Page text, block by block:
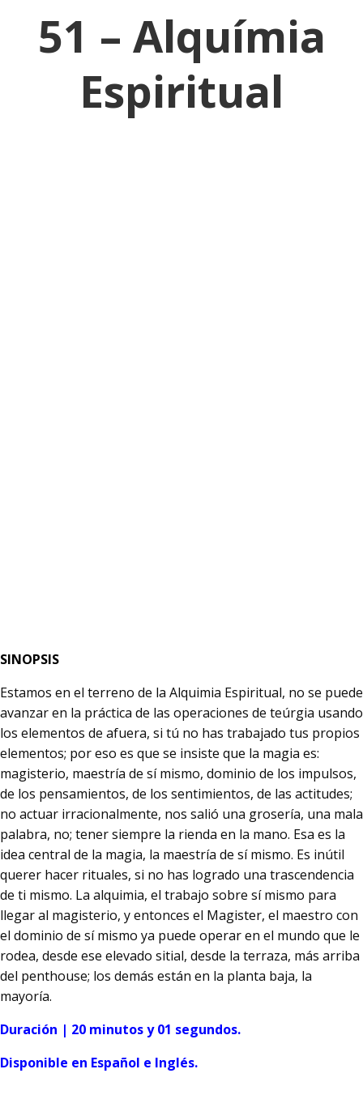
51 – Alquímia
Espiritual
SINOPSIS
Estamos en el terreno de la Alquimia Espiritual, no se puede
avanzar en la práctica de las operaciones de teúrgia usando
los elementos de afuera, si tú no has trabajado tus propios
elementos; por eso es que se insiste que la magia es:
magisterio, maestría de sí mismo, dominio de los impulsos,
de los pensamientos, de los sentimientos, de las actitudes;
no actuar irracionalmente, nos salió una grosería, una mala
palabra, no; tener siempre la rienda en la mano. Esa es la
idea central de la magia, la maestría de sí mismo. Es inútil
querer hacer rituales, si no has logrado una trascendencia
de ti mismo. La alquimia, el trabajo sobre sí mismo para
llegar al magisterio, y entonces el Magister, el maestro con
el dominio de sí mismo ya puede operar en el mundo que le
rodea, desde ese elevado sitial, desde la terraza, más arriba
del penthouse; los demás están en la planta baja, la
mayoría.
Duración | 20 minutos y 01 segundos.
Disponible en Español e Inglés.